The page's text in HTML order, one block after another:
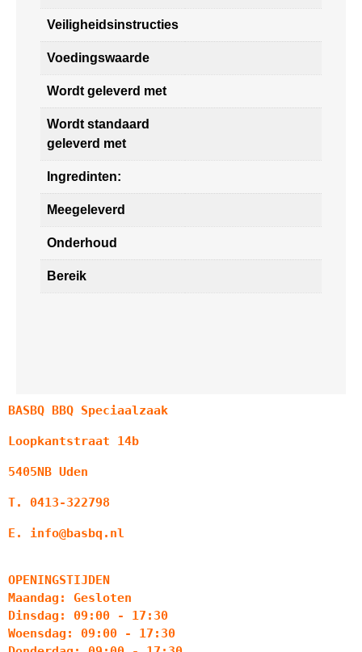
Veiligheidsinstructies
Voedingswaarde
Wordt geleverd met
Wordt standaard
geleverd met
Ingredinten:
Meegeleverd
Onderhoud
Bereik
BASBQ BBQ Speciaalzaak
Loopkantstraat 14b
5405NB Uden
T. 0413-322798
E. info@basbq.nl
OPENINGSTIJDEN
Maandag: Gesloten
Dinsdag: 09:00 - 17:30
Woensdag: 09:00 - 17:30